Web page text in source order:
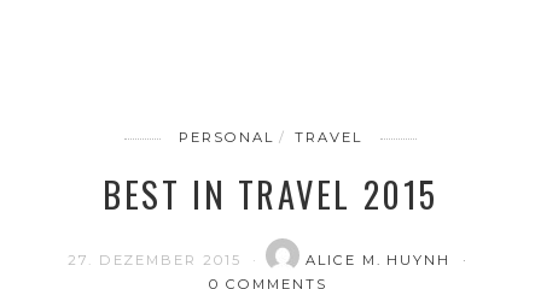
PERSONAL TRAVEL
BEST IN TRAVEL 2015
27. DEZEMBER 2015
ALICE M. HUYNH
0 COMMENTS